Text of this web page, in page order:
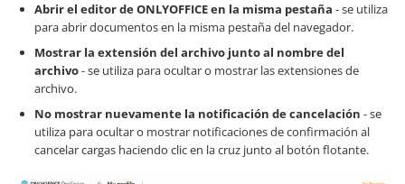
Abrir el editor de ONLYOFFICE en la misma pestaña - se utiliza
para abrir documentos en la misma pestaña del navegador.
Mostrar la extensión del archivo junto al nombre del
archivo- se utiliza para ocultar o mostrar las extensiones de
archivo.
No mostrar nuevamente la notificación de cancelación - se
utiliza para ocultar o mostrar notificaciones de confirmación al
cancelar cargas haciendo clic en la cruz junto al botón flotante.